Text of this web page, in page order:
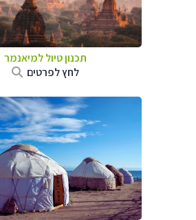
תכנון טיוללמיאנמר
לחץ לפרטים